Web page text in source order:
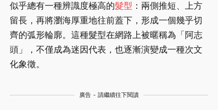
似乎總有一種辨識度極高的髮型 ：兩側推短、上方
留長，再將瀏海厚重地往前蓋下，形成一個幾乎切
齊的弧形輪廓。這種髮型在網路上被暱稱為「阿志
頭」，不僅成為迷因代表，也逐漸演變成一種次文
化象徵。
廣告 - 請繼續往下閱讀